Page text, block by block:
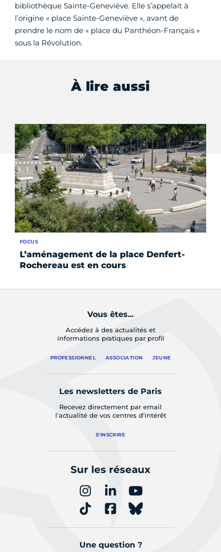
bibliothèque Sainte-Geneviève. Elle s’appelait à
l’origine « place Sainte-Geneviève », avant de
prendre le nom de « place du Panthéon-Français »
sous la Révolution.
À lire aussi
L’aménagement de la place Denfert-
Rochereau est en cours
FOCUS
Vous êtes...
Accédez à des actualités et
informations pratiques par profil
PROFESSIONNEL ASSOCIATION JEUNE
Les newsletters de Paris
Recevez directement par email
l'actualité de vos centres d'intérêt
S'INSCRIRE
Sur les réseaux
Une question ?